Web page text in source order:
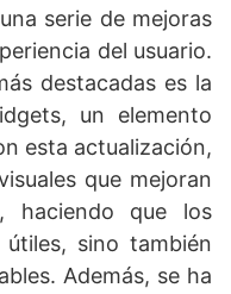
serie de mejoras
del usuario.
destacadas es la
un elemento
esta actualización,
que mejoran
haciendo que los
sino también
Además, se ha